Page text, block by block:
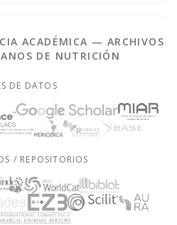
ACADÉMICA — ARCHIVOS
DE NUTRICIÓN
DE DATOS
/ REPOSITORIOS